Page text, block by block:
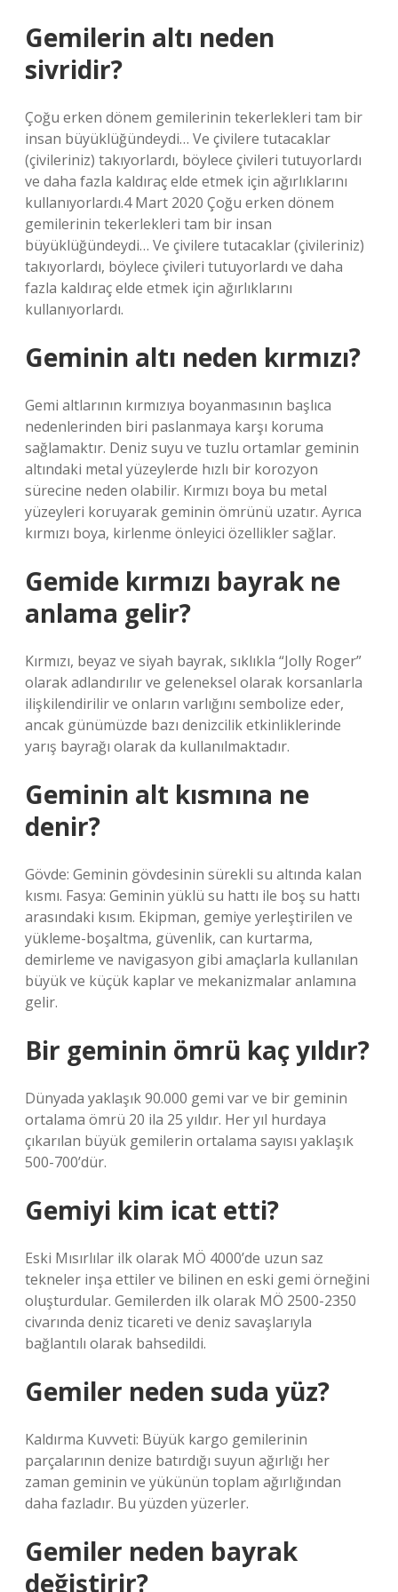
Gemilerin altı neden
sivridir?
Çoğu erken dönem gemilerinin tekerlekleri tam bir
insan büyüklüğündeydi… Ve çivilere tutacaklar
(çivileriniz) takıyorlardı, böylece çivileri tutuyorlardı
ve daha fazla kaldıraç elde etmek için ağırlıklarını
kullanıyorlardı.4 Mart 2020 Çoğu erken dönem
gemilerinin tekerlekleri tam bir insan
büyüklüğündeydi… Ve çivilere tutacaklar (çivileriniz)
takıyorlardı, böylece çivileri tutuyorlardı ve daha
fazla kaldıraç elde etmek için ağırlıklarını
kullanıyorlardı.
Geminin altı neden kırmızı?
Gemi altlarının kırmızıya boyanmasının başlıca
nedenlerinden biri paslanmaya karşı koruma
sağlamaktır. Deniz suyu ve tuzlu ortamlar geminin
altındaki metal yüzeylerde hızlı bir korozyon
sürecine neden olabilir. Kırmızı boya bu metal
yüzeyleri koruyarak geminin ömrünü uzatır. Ayrıca
kırmızı boya, kirlenme önleyici özellikler sağlar.
Gemide kırmızı bayrak ne
anlama gelir?
Kırmızı, beyaz ve siyah bayrak, sıklıkla “Jolly Roger”
olarak adlandırılır ve geleneksel olarak korsanlarla
ilişkilendirilir ve onların varlığını sembolize eder,
ancak günümüzde bazı denizcilik etkinliklerinde
yarış bayrağı olarak da kullanılmaktadır.
Geminin alt kısmına ne
denir?
Gövde: Geminin gövdesinin sürekli su altında kalan
kısmı. Fasya: Geminin yüklü su hattı ile boş su hattı
arasındaki kısım. Ekipman, gemiye yerleştirilen ve
yükleme-boşaltma, güvenlik, can kurtarma,
demirleme ve navigasyon gibi amaçlarla kullanılan
büyük ve küçük kaplar ve mekanizmalar anlamına
gelir.
Bir geminin ömrü kaç yıldır?
Dünyada yaklaşık 90.000 gemi var ve bir geminin
ortalama ömrü 20 ila 25 yıldır. Her yıl hurdaya
çıkarılan büyük gemilerin ortalama sayısı yaklaşık
500-700’dür.
Gemiyi kim icat etti?
Eski Mısırlılar ilk olarak MÖ 4000’de uzun saz
tekneler inşa ettiler ve bilinen en eski gemi örneğini
oluşturdular. Gemilerden ilk olarak MÖ 2500-2350
civarında deniz ticareti ve deniz savaşlarıyla
bağlantılı olarak bahsedildi.
Gemiler neden suda yüz?
Kaldırma Kuvveti: Büyük kargo gemilerinin
parçalarının denize batırdığı suyun ağırlığı her
zaman geminin ve yükünün toplam ağırlığından
daha fazladır. Bu yüzden yüzerler.
Gemiler neden bayrak
değiştirir?